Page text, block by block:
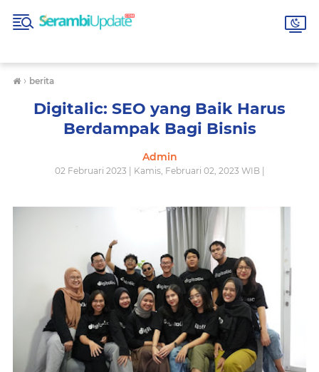
› berita
Digitalic: SEO yang Baik Harus
Berdampak Bagi Bisnis
Admin
02 Februari 2023 | Kamis, Februari 02, 2023 WIB |